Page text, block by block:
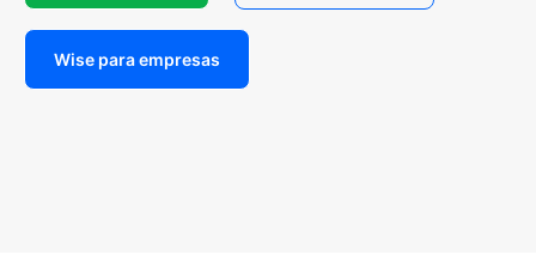
Wise para empresas